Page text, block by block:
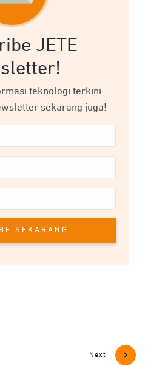
JETE
teknologi terkini.
sekarang juga!
SEKARANG
Next